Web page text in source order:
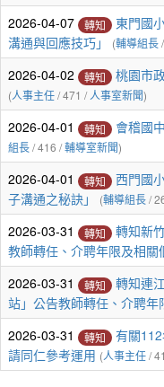
2026-04-07 轉知
東門國
溝通與回應技巧」
(輔導組長
2026-04-02 轉知 桃園市
(人事主任/ 471 /人事室新聞)
2026-04-01 轉知 會稽國
組長/ 416 /輔導室新聞)
2026-04-01 轉知
西門國
子溝通之秘訣」
(輔導組長/
2026-03-31 轉知
轉知新
教師轉任、介聘年限及相關
2026-03-31 轉知
轉知連
站」公告教師轉任、介聘
2026-03-31 轉知
有關
請同仁參考運用 (人事主任/